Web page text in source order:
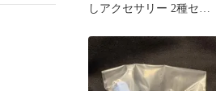
しアクセサリー 2種セッ